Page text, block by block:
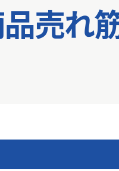
売れ